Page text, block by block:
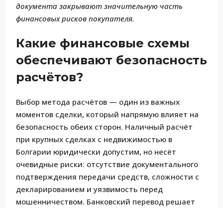
документа закрывают значительную часть
финансовых рисков покупателя.
Какие финансовые схемы
обеспечивают безопасность
расчётов?
Выбор метода расчётов — один из важных
моментов сделки, который напрямую влияет на
безопасность обеих сторон. Наличный расчёт
при крупных сделках с недвижимостью в
Болгарии юридически допустим, но несёт
очевидные риски: отсутствие документального
подтверждения передачи средств, сложности с
декларированием и уязвимость перед
мошенничеством. Банковский перевод решает